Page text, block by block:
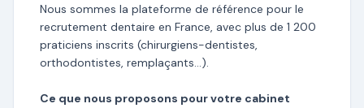
Nous sommes la plateforme de référence pour le
recrutement dentaire en France, avec plus de 1 200
praticiens inscrits (chirurgiens-dentistes,
orthodontistes, remplaçants…).
Ce que nous proposons pour votre cabinet